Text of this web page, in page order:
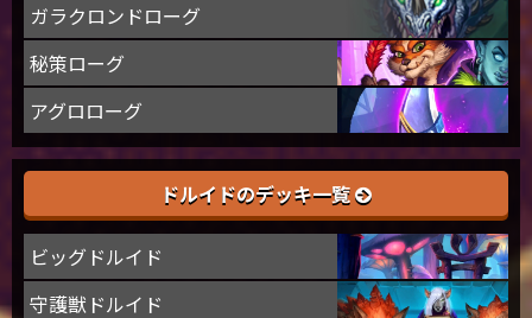
ガラクロンドローグ
秘策ローグ
アグロローグ
ドルイドのデッキ一覧
ビッグドルイド
守護獣ドルイド